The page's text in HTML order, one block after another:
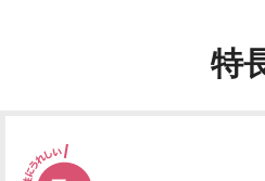
特